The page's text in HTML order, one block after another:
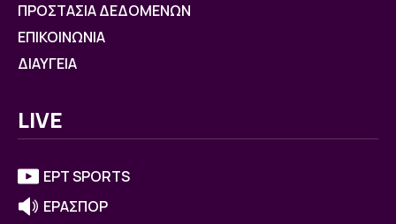
ΠΡΟΣΤΑΣΙΑ ΔΕΔΟΜΕΝΩΝ
ΕΠΙΚΟΙΝΩΝΙΑ
ΔΙΑΥΓΕΙΑ
LIVE
ΕΡΤ SPORTS
ΕΡΑΣΠΟΡ